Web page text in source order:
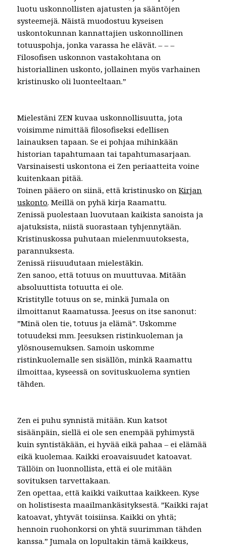
luotu uskonnollisten ajatusten ja sääntöjen
systeemejä. Näistä muodostuu kyseisen
uskontokunnan kannattajien uskonnollinen
totuuspohja, jonka varassa he elävät. – – –
Filosofisen uskonnon vastakohtana on
historiallinen uskonto, jollainen myös varhainen
kristinusko oli luonteeltaan.”
Mielestäni ZEN kuvaa uskonnollisuutta, jota
voisimme nimittää filosofiseksi edellisen
lainauksen tapaan. Se ei pohjaa mihinkään
historian tapahtumaan tai tapahtumasarjaan.
Varsinaisesti uskontona ei Zen periaatteita voine
kuitenkaan pitää.
Toinen pääero on siinä, että kristinusko onKirjan
uskonto. Meillä on pyhä kirja Raamattu.
Zenissä puolestaan luovutaan kaikista sanoista ja
ajatuksista, niistä suorastaan tyhjennytään.
Kristinuskossa puhutaan mielenmuutoksesta,
parannuksesta.
Zenissä riisuudutaan mielestäkin.
Zen sanoo, että totuus on muuttuvaa. Mitään
absoluuttista totuutta ei ole.
Kristitylle totuus on se, minkä Jumala on
ilmoittanut Raamatussa. Jeesus on itse sanonut:
”Minä olen tie, totuus ja elämä”. Uskomme
totuudeksi mm. Jeesuksen ristinkuoleman ja
ylösnousemuksen. Samoin uskomme
ristinkuolemalle sen sisällön, minkä Raamattu
ilmoittaa, kyseessä on sovituskuolema syntien
tähden.
Zen ei puhu synnistä mitään. Kun katsot
sisäänpäin, siellä ei ole sen enempää pyhimystä
kuin syntistäkään, ei hyvää eikä pahaa – ei elämää
eikä kuolemaa. Kaikki eroavaisuudet katoavat.
Tällöin on luonnollista, että ei ole mitään
sovituksen tarvettakaan.
Zen opettaa, että kaikki vaikuttaa kaikkeen. Kyse
on holistisesta maailmankäsityksestä. ”Kaikki rajat
katoavat, yhtyvät toisiinsa. Kaikki on yhtä;
hennoin ruohonkorsi on yhtä suurimman tähden
kanssa.” Jumala on lopultakin tämä kaikkeus,